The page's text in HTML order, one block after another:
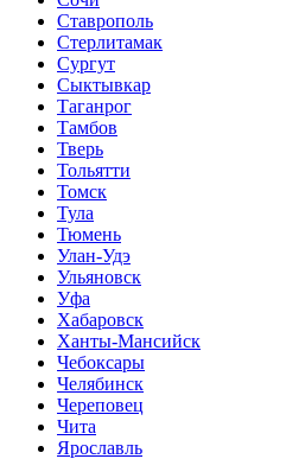
Ставрополь
Стерлитамак
Сургут
Сыктывкар
Таганрог
Тамбов
Тверь
Тольятти
Томск
Тула
Тюмень
Улан-Удэ
Ульяновск
Уфа
Хабаровск
Ханты-Мансийск
Чебоксары
Челябинск
Череповец
Чита
Ярославль